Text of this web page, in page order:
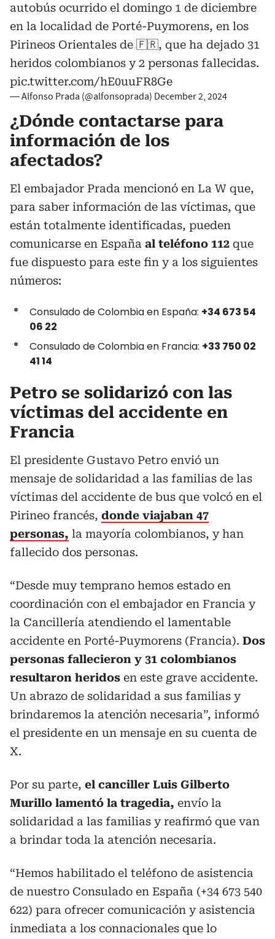
autobús ocurrido el domingo 1 de diciembre
en la localidad de Porté-Puymorens, en los
Pirineos Orientales de 🇫🇷, que ha dejado 31
heridos colombianos y 2 personas fallecidas.
pic.twitter.com/hE0uuFR8Ge
— Alfonso Prada (@alfonsoprada) December 2, 2024
¿Dónde contactarse para
información de los
afectados?
El embajador Prada mencionó en La W que,
para saber información de las víctimas, que
están totalmente identificadas, pueden
comunicarse en España al teléfono 112 que
fue dispuesto para este fin y a los siguientes
números:
Consulado de Colombia en España: +34 673 54
06 22
Consulado de Colombia en Francia: +33 750 02
41 14
Petro se solidarizó con las
víctimas del accidente en
Francia
El presidente Gustavo Petro envió un
mensaje de solidaridad a las familias de las
víctimas del accidente de bus que volcó en el
Pirineo francés, donde viajaban 47
personas, la mayoría colombianos, y han
fallecido dos personas.
“Desde muy temprano hemos estado en
coordinación con el embajador en Francia y
la Cancillería atendiendo el lamentable
accidente en Porté-Puymorens (Francia). Dos
personas fallecieron y 31 colombianos
resultaron heridos en este grave accidente.
Un abrazo de solidaridad a sus familias y
brindaremos la atención necesaria”, informó
el presidente en un mensaje en su cuenta de
X.
Por su parte, el canciller Luis Gilberto
Murillo lamentó la tragedia, envío la
solidaridad a las familias y reafirmó que van
a brindar toda la atención necesaria.
“Hemos habilitado el teléfono de asistencia
de nuestro Consulado en España (+34 673 540
622) para ofrecer comunicación y asistencia
inmediata a los connacionales que lo